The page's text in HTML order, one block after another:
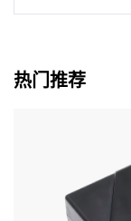
热门推荐